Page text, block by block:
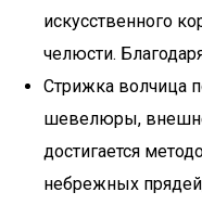
искусственного
челюсти.
Стрижка волчица
шевелюры,
достигается
небрежных прядей,